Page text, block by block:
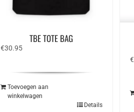
TBE TOTE BAG
€30.95
Toevoegen aan
winkelwagen
Details
€